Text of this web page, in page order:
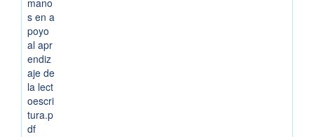
mano
s en a
poyo
al apr
endiz
aje de
la lect
oescri
tura.p
df